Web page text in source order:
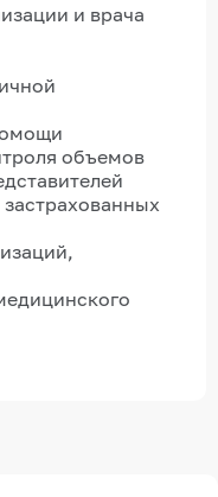
и врача
объемов